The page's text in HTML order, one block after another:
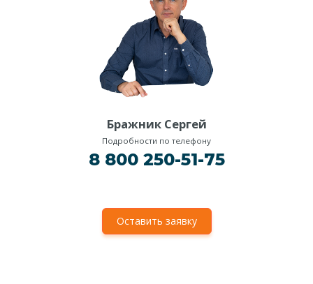
Бражник Сергей
Подробности по телефону
8 800 250-51-75
Оставить заявку